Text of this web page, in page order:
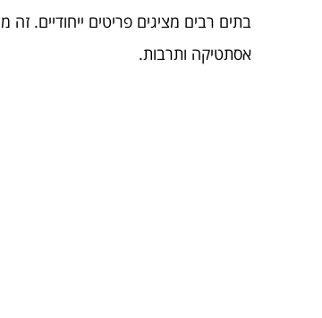
בתים רבים מציגים פריטים ייחודיים.
אסתטיקה ותרבות.